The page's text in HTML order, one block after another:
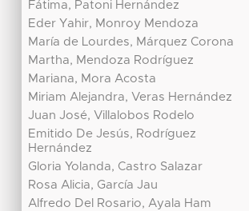
Fátima, Patoni Hernández
Eder Yahir, Monroy Mendoza
María de Lourdes, Márquez Corona
Martha, Mendoza Rodríguez
Mariana, Mora Acosta
Miriam Alejandra, Veras Hernández
Juan José, Villalobos Rodelo
Emitido De Jesús, Rodríguez
Hernández
Gloria Yolanda, Castro Salazar
Rosa Alicia, García Jau
Alfredo Del Rosario, Ayala Ham